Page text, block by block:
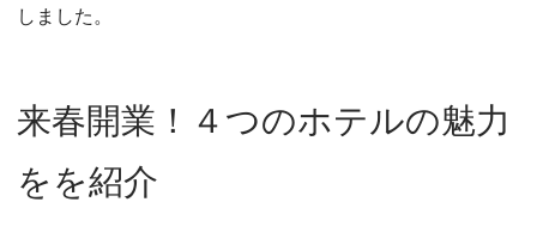
しました。
来春開業！４つのホテルの魅力
をを紹介